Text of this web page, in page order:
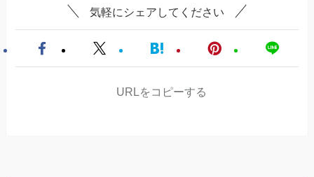
気軽にシェアしてください
URLをコピーする